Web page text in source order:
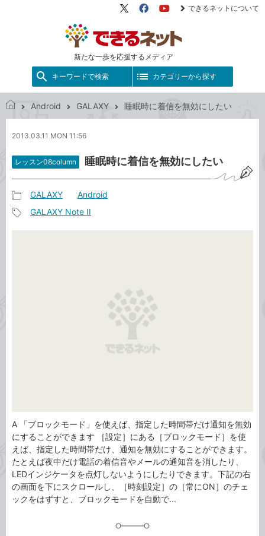
新たな一歩を応援するメディア
X（旧
FacebookYouTube
できるネットについて
キーワードで検索 カテゴリーから探す
る
ッ
ト
Android GALAXY 睡眠時に着信を無効にしたい
2013.03.11 MON 11:56
レッスン08column 睡眠時に着信を無効にしたい
事
カ
GALAXY Android
GALAXY Note II
A 「ブロックモード」を使えば、指定した時間帯だけ通知を無効
にすることができます ［設定］にある［ブロックモード］を使
えば、指定した時間帯だけ、通知を無効にすることができます。
たとえば夜中だけ電話の着信音やメールの通知音を消したり、
LEDインジケータを点灯しないようにしたりできます。下記の右
の画面を下にスクロールし、［時刻設定］の［常にON］のチェ
ックをはずすと、ブロックモードを自動で...